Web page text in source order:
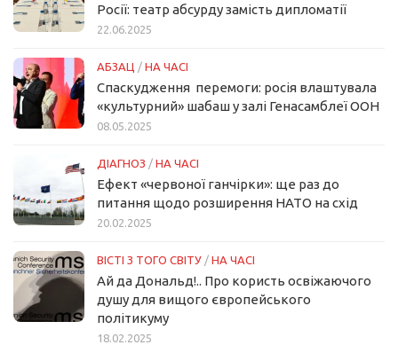
Росії: театр абсурду замість дипломатії
22.06.2025
АБЗАЦ / НА ЧАСІ
Спаскудження перемоги: росія влаштувала
«культурний» шабаш у залі Генасамблеї ООН
08.05.2025
ДІАГНОЗ / НА ЧАСІ
Ефект «червоної ганчірки»: ще раз до
питання щодо розширення НАТО на схід
20.02.2025
ВІСТІ З ТОГО СВІТУ / НА ЧАСІ
Ай да Дональд!.. Про користь освіжаючого
душу для вищого європейського
політикуму
18.02.2025